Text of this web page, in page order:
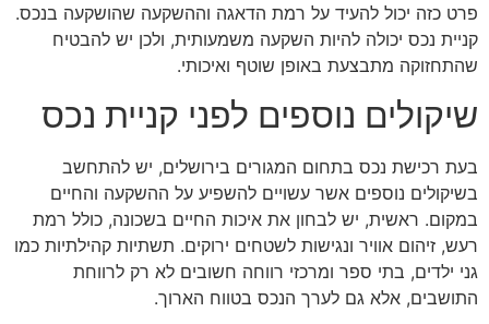
פרט כזה יכול להעיד על רמת הדאגה וההשקעה שהושקעה בנכס.
קניית נכס יכולה להיות השקעה משמעותית, ולכן יש להבטיח
שהתחזוקה מתבצעת באופן שוטף ואיכותי.
שיקולים נוספים לפני קניית נכס
בעת רכישת נכס בתחום המגורים בירושלים, יש להתחשב
בשיקולים נוספים אשר עשויים להשפיע על ההשקעה והחיים
במקום. ראשית, יש לבחון את איכות החיים בשכונה, כולל רמת
רעש, זיהום אוויר ונגישות לשטחים ירוקים. תשתיות קהילתיות כמו
גני ילדים, בתי ספר ומרכזי רווחה חשובים לא רק לרווחת
התושבים, אלא גם לערך הנכס בטווח הארוך.